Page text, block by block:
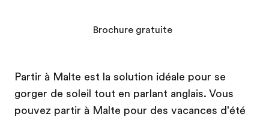
Partir à Malte est la solution idéale pour se
gorger de soleil tout en parlant anglais. Vous
pouvez partir à Malte pour des vacances d'été
Brochure gratuite